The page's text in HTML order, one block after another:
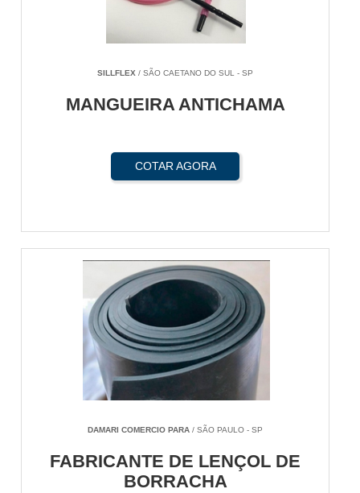
SILLFLEX / SÃO CAETANO DO SUL - SP
MANGUEIRA ANTICHAMA
COTAR AGORA
DAMARI COMERCIO PARA / SÃO PAULO - SP
FABRICANTE DE LENÇOL DE
BORRACHA